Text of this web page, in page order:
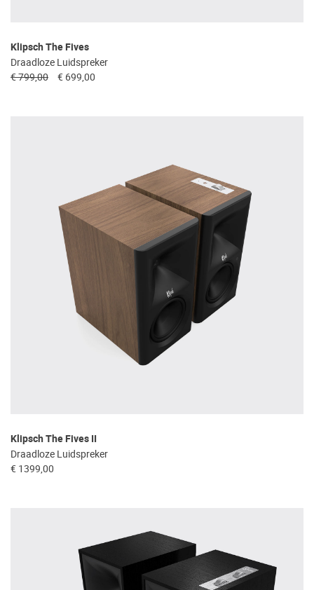
Klipsch The Fives
Draadloze Luidspreker
€ 799,00
€ 699,00
Klipsch The Fives II
Draadloze Luidspreker
€ 1399,00